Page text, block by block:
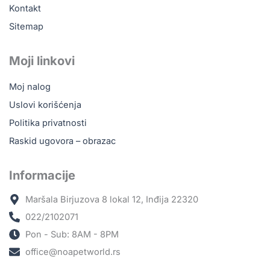
Kontakt
Sitemap
Moji linkovi
Moj nalog
Uslovi korišćenja
Politika privatnosti
Raskid ugovora – obrazac
Informacije
Maršala Birjuzova 8 lokal 12, Inđija 22320
022/2102071
Pon - Sub: 8AM - 8PM
office@noapetworld.rs